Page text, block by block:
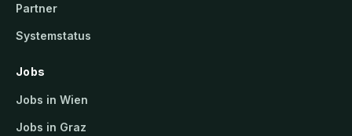
Partner
Systemstatus
Jobs
Jobs in Wien
Jobs in Graz